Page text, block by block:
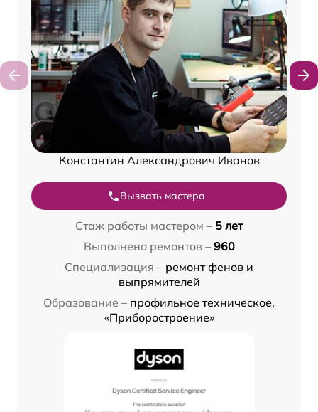
Константин Александрович Иванов
Вызвать мастера
Стаж работы мастером – 5 лет
Выполнено ремонтов – 960
Специализация – ремонт фенов и
выпрямителей
Образование – профильное техническое,
«Приборостроение»